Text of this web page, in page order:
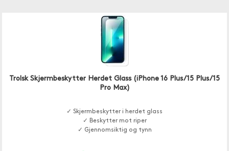
Trolsk Skjermbeskytter Herdet Glass (iPhone 16 Plus/15 Plus/15
Pro Max)
✓ Skjermbeskytter i herdet glass
✓ Beskytter mot riper
✓ Gjennomsiktig og tynn